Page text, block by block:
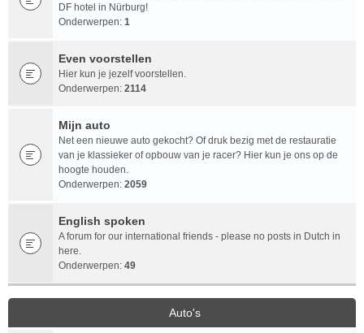
DF hotel in Nürburg!
Onderwerpen: 1
Even voorstellen
Hier kun je jezelf voorstellen.
Onderwerpen: 2114
Mijn auto
Net een nieuwe auto gekocht? Of druk bezig met de restauratie
van je klassieker of opbouw van je racer? Hier kun je ons op de
hoogte houden.
Onderwerpen: 2059
English spoken
A forum for our international friends - please no posts in Dutch in
here.
Onderwerpen: 49
Auto's